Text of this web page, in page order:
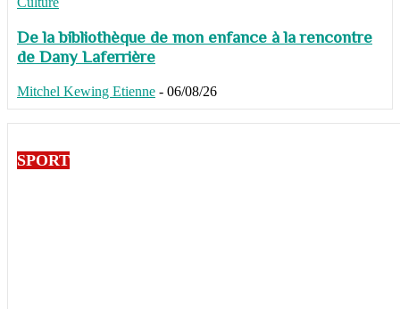
De la bibliothèque de mon enfance à la rencontre
de Dany Laferrière
Mitchel Kewing Etienne - 06/08/26
SPORT